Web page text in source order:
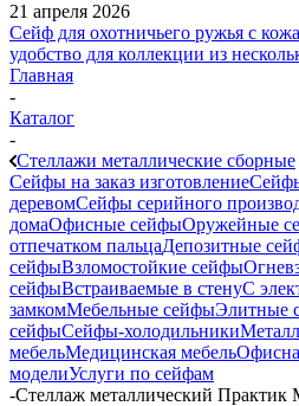
21 апреля 2026
Сейф для охотничьего ружья с
удобство для коллекции из
Главная
-
Каталог
-
Стеллажи металлические сборные
Сейфы на заказ изготовление
деревомСейфы серийного
домаОфисные сейфыОружейные
отпечатком пальцаДепозитные
сейфыВзломостойкие сейфы
сейфыВстраиваемые в стенуС
замкомМебельные сейфыЭлитные
сейфыСейфы-холодильники
мебельМедицинская мебель
моделиУслуги по сейфам
-Стеллаж металлический Практик